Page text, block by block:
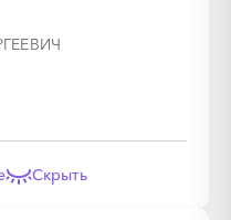
Скрыть